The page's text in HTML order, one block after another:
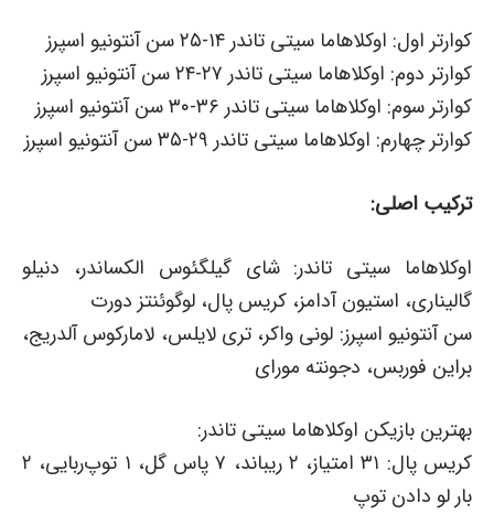
کوارتر اول: اوکلاهاما سیتی تاندر ۱۴-۲۵ سن آنتونیو اسپرز
کوارتر دوم: اوکلاهاما سیتی تاندر ۲۷-۲۴ سن آنتونیو اسپرز
کوارتر سوم: اوکلاهاما سیتی تاندر ۳۶-۳۰ سن آنتونیو اسپرز
کوارتر چهارم: اوکلاهاما سیتی تاندر ۲۹-۳۵ سن آنتونیو اسپرز
ترکیب اصلی:
اوکلاهاما سیتی تاندر: شای گیلگئوس الکساندر، دنیلو
گالیناری، استیون آدامز، کریس پال، لوگوئنتز دورت
سن آنتونیو اسپرز: لونی واکر، تری لایلس، لامارکوس آلدریج،
براین فوربس، دجونته مورای
بهترین بازیکن اوکلاهاما سیتی تاندر:
کریس پال: ۳۱ امتیاز، ۲ ریباند، ۷ پاس گل، ۱ توپ‌ربایی، ۲
بار لو دادن توپ